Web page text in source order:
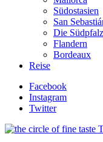
Südostasien
San
Die Südpfalz
Flandern
Bordeaux
Reise
Facebook
Instagram
Twitter